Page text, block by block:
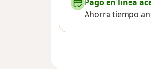
Pago en línea
Ahorra tiempo